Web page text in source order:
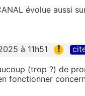
évolue aussi
à 11h51 !
(trop ?) de
fonctionner